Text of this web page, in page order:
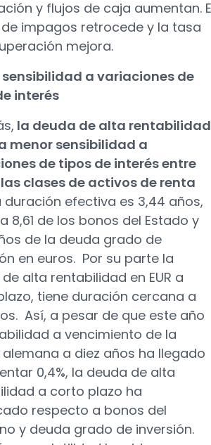
y flujos de caja aumentan.
impagos retrocede y la tasa
mejora.
sensibilidad a variaciones de
interés
la deuda de alta rentabilidad
menor sensibilidad a
de tipos de interés entre
clases de activos de renta
duración efectiva es 3,44 años,
8,61 de los bonos del Estado y
de la deuda grado de
en euros. Por su parte la
alta rentabilidad en EUR a
tiene duración cercana a
Así, a pesar de que este año
a vencimiento de la
a diez años ha llegado
0,4%, la deuda de alta
a corto plazo ha
respecto a bonos del
y deuda grado de inversión.